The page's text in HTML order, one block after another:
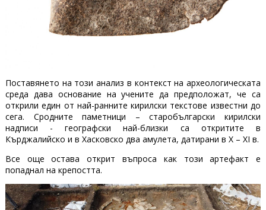
Поставянето на този анализ в контекст на археологическата
среда дава основание на учените да предположат, че са
открили един от най-ранните кирилски текстове известни до
сега. Сродните паметници – старобългарски кирилски
надписи - географски най-близки са откритите в
Кърджалийско и в Хасковско два амулета, датирани в X – XI в.
Все още остава открит въпроса как този артефакт е
попаднал на крепостта.